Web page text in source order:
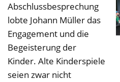
Abschlussbesprechung
lobte Johann Müller das
Engagement und die
Begeisterung der
Kinder. Alte Kinderspiele
seien zwar nicht